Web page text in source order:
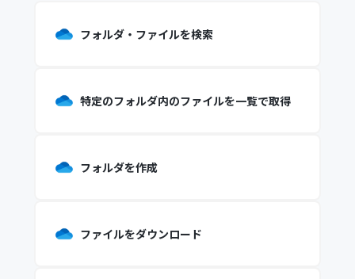
フォルダ・ファイルを検索
特定のフォルダ内のファイルを一覧で取得
フォルダを作成
ファイルをダウンロード